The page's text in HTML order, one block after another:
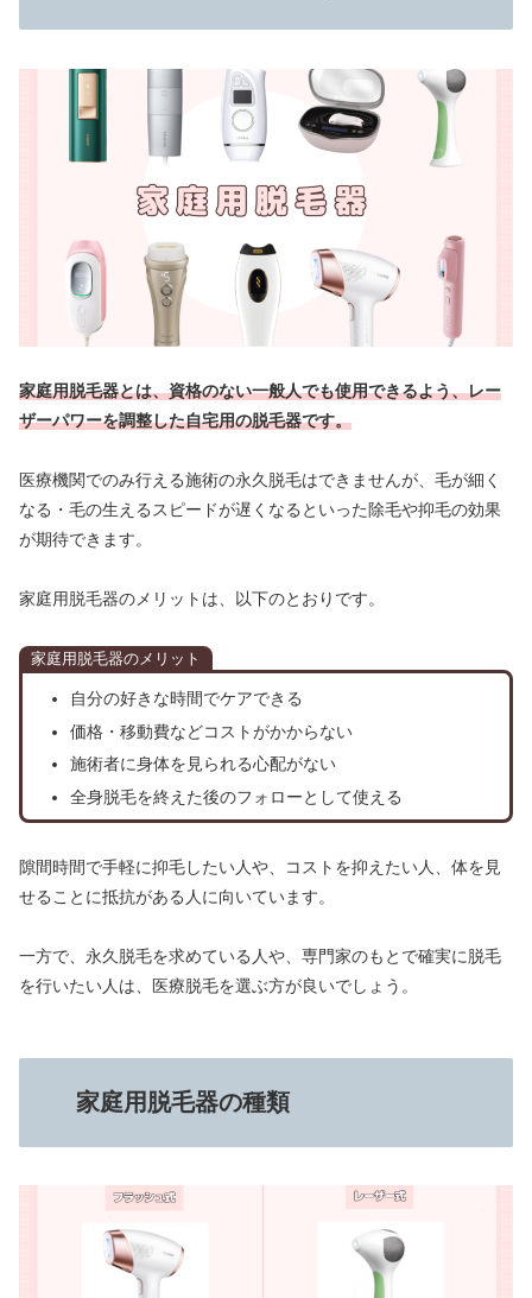
家庭用脱毛器とは、資格のない一般人でも使用できるよう、レー
ザーパワーを調整した自宅用の脱毛器です。
医療機関でのみ行える施術の永久脱毛はできませんが、毛が細く
なる・毛の生えるスピードが遅くなるといった除毛や抑毛の効果
が期待できます。
家庭用脱毛器のメリットは、以下のとおりです。
家庭用脱毛器のメリット
自分の好きな時間でケアできる
価格・移動費などコストがかからない
施術者に身体を見られる心配がない
全身脱毛を終えた後のフォローとして使える
隙間時間で手軽に抑毛したい人や、コストを抑えたい人、体を見
せることに抵抗がある人に向いています。
一方で、永久脱毛を求めている人や、専門家のもとで確実に脱毛
を行いたい人は、医療脱毛を選ぶ方が良いでしょう。
家庭用脱毛器の種類